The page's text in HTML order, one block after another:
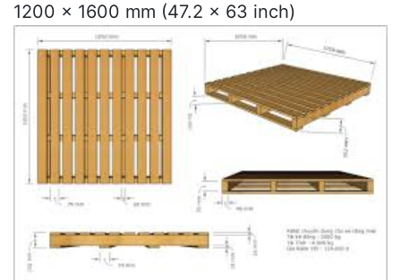
1200 x 1600 mm (47.2 x 63 inch)